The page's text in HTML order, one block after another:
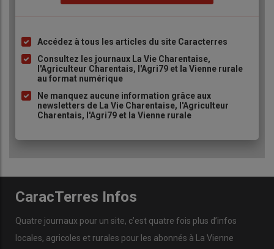
Liste
à
puce
Accédez à tous les articles du site Caracterres
Consultez les journaux La Vie Charentaise,
l'Agriculteur Charentais, l'Agri79 et la Vienne rurale
au format numérique
Ne manquez aucune information grâce aux
newsletters de La Vie Charentaise, l'Agriculteur
Charentais, l'Agri79 et la Vienne rurale
CaracTerres Infos
Quatre journaux pour un site, c’est quatre fois plus d’infos
locales, agricoles et rurales pour les abonnés à La Vienne